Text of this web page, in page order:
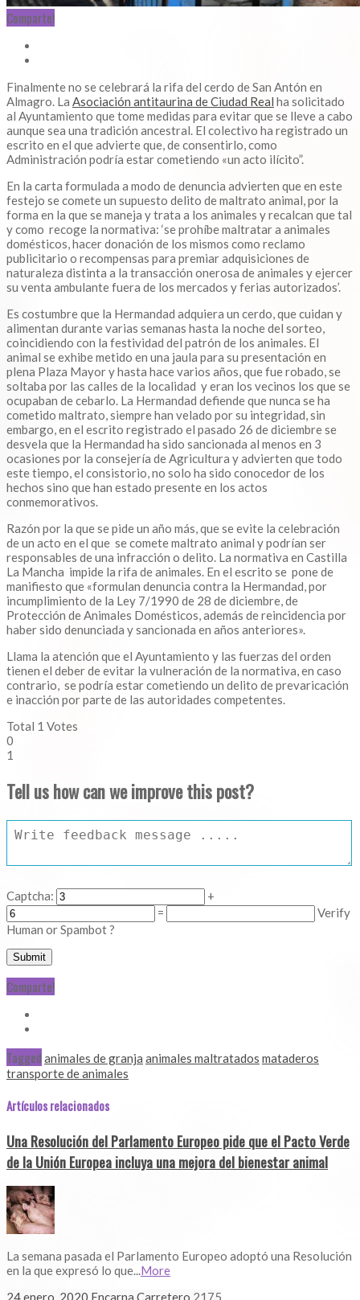
Comparte!
Finalmente no se celebrará la rifa del cerdo de San Antón en
Almagro. La Asociación antitaurina de Ciudad Real ha solicitado
al Ayuntamiento que tome medidas para evitar que se lleve a cabo
aunque sea una tradición ancestral. El colectivo ha registrado un
escrito en el que advierte que, de consentirlo, como
Administración podría estar cometiendo «un acto ilícito”.
En la carta formulada a modo de denuncia advierten que en este
festejo se comete un supuesto delito de maltrato animal, por la
forma en la que se maneja y trata a los animales y recalcan que tal
y como recoge la normativa: ‘se prohíbe maltratar a animales
domésticos, hacer donación de los mismos como reclamo
publicitario o recompensas para premiar adquisiciones de
naturaleza distinta a la transacción onerosa de animales y ejercer
su venta ambulante fuera de los mercados y ferias autorizados’.
Es costumbre que la Hermandad adquiera un cerdo, que cuidan y
alimentan durante varias semanas hasta la noche del sorteo,
coincidiendo con la festividad del patrón de los animales. El
animal se exhibe metido en una jaula para su presentación en
plena Plaza Mayor y hasta hace varios años, que fue robado, se
soltaba por las calles de la localidad y eran los vecinos los que se
ocupaban de cebarlo. La Hermandad defiende que nunca se ha
cometido maltrato, siempre han velado por su integridad, sin
embargo, en el escrito registrado el pasado 26 de diciembre se
desvela que la Hermandad ha sido sancionada al menos en 3
ocasiones por la consejería de Agricultura y advierten que todo
este tiempo, el consistorio, no solo ha sido conocedor de los
hechos sino que han estado presente en los actos
conmemorativos.
Razón por la que se pide un año más, que se evite la celebración
de un acto en el que se comete maltrato animal y podrían ser
responsables de una infracción o delito. La normativa en Castilla
La Mancha impide la rifa de animales. En el escrito se pone de
manifiesto que «formulan denuncia contra la Hermandad, por
incumplimiento de la Ley 7/1990 de 28 de diciembre, de
Protección de Animales Domésticos, además de reincidencia por
haber sido denunciada y sancionada en años anteriores».
Llama la atención que el Ayuntamiento y las fuerzas del orden
tienen el deber de evitar la vulneración de la normativa, en caso
contrario, se podría estar cometiendo un delito de prevaricación
e inacción por parte de las autoridades competentes.
Total 1 Votes
0
1
Tell us how can we improve this post?
Captcha:
+
=
Verify
Human or Spambot ?
Comparte!
Tagged animales de granja animales maltratados mataderos
transporte de animales
Artículos relacionados
Una Resolución del Parlamento Europeo pide que el Pacto Verde
de la Unión Europea incluya una mejora del bienestar animal
La semana pasada el Parlamento Europeo adoptó una Resolución
en la que expresó lo que...More